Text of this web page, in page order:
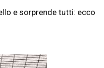
e sorprende tutti: ecco